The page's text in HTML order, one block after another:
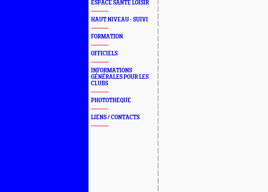
ESPACE SANTÉ LOISIR
HAUT NIVEAU - SUIVI
FORMATION
OFFICIELS
INFORMATIONS
GÉNÉRALES POUR LES
CLUBS
PHOTOTHEQUE
LIENS / CONTACTS